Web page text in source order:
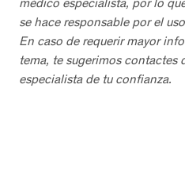
se hace responsable por el
En caso de requerir mayor
tema, te sugerimos contactes
especialista de tu confianza.